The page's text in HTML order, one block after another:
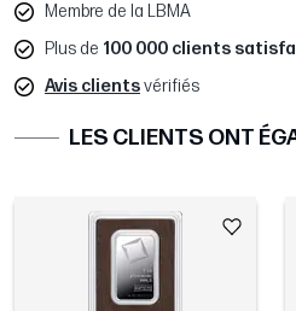
Membre de la LBMA
Plus de 100 000 clients
Avis clientsvérifiés
LES CLIENTS ONT